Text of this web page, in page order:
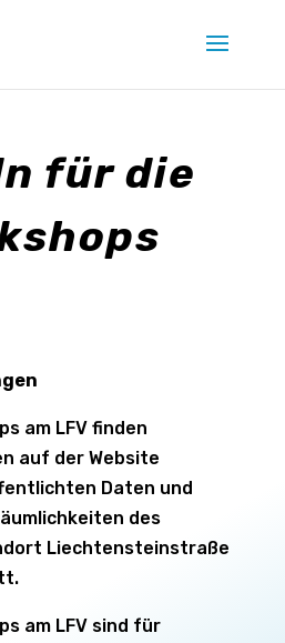
für die
am LFV finden
auf der Website
Daten und
des
Liechtensteinstraße
am LFV sind für